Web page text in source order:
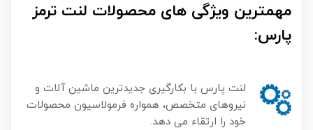
مهمترین ویژگی های محصولات لنت ترمز
پارس:
لنت پارس با بکارگیری جدیدترین ماشین آلات و
نیروهای متخصص، همواره فرمولاسیون محصولات
خود را ارتقاء می دهد.